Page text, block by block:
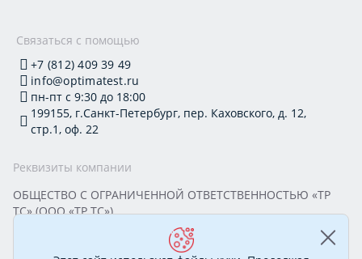
Связаться с помощью
+7 (812) 409 39 49
info@optimatest.ru
пн-пт с 9:30 до 18:00
199155, г.Санкт-Петербург, пер. Каховского, д. 12,
стр.1, оф. 22
Реквизиты компании
ОБЩЕСТВО С ОГРАНИЧЕННОЙ ОТВЕТСТВЕННОСТЬЮ «ТР
ТС» (ООО «ТР ТС»)
Юридический адрес: 199155, г. Санкт-Петербург, пер.
Каховского, д. 12, стр. 1, помещение 22-Н